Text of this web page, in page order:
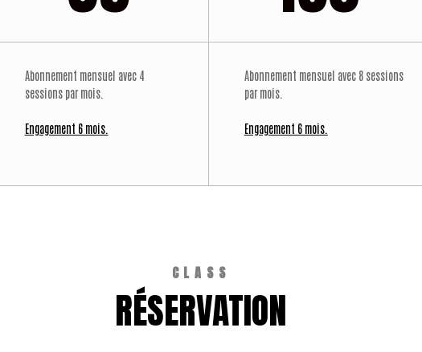
Abonnement mensuel avec 4
sessions par mois.
Engagement 6 mois.
Abonnement mensuel avec 8 sessions
par mois.
Engagement 6 mois.
CLASS
RÉSERVATION